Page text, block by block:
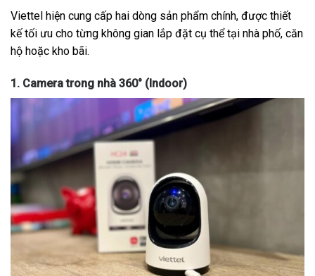
Viettel hiện cung cấp hai dòng sản phẩm chính, được thiết
kế tối ưu cho từng không gian lắp đặt cụ thể tại nhà phố, căn
hộ hoặc kho bãi.
1. Camera trong nhà 360° (Indoor)